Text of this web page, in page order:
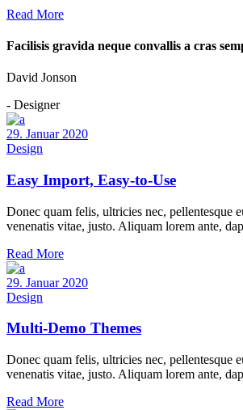
Read More
Facilisis gravida neque convallis a cras
David Jonson
- Designer
29. Januar 2020
Design
Easy Import, Easy-to-Use
Donec quam felis, ultricies nec, pellentesque
venenatis vitae, justo. Aliquam lorem ante,
Read More
29. Januar 2020
Design
Multi-Demo Themes
Donec quam felis, ultricies nec, pellentesque
venenatis vitae, justo. Aliquam lorem ante,
Read More